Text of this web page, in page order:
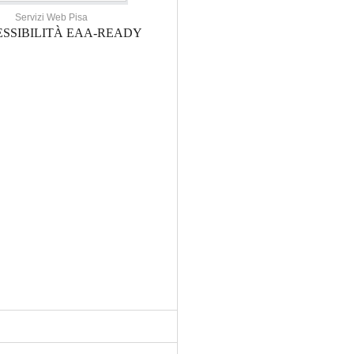
Servizi Web Pisa
EAA-READY